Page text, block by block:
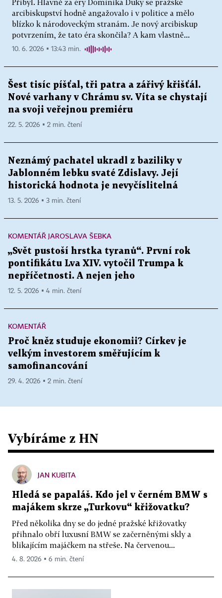
Přibyl. Hlavně za éry Dominika Duky se pražské
arcibiskupství hodně angažovalo i v politice a mělo
blízko k národoveckým stranám. Je nový arcibiskup
potvrzením, že tato éra skončila? A kam vlastně...
10. 6. 2026 ▪ 13:43 min.
Šest tisíc píšťal, tři patra a zářivý křišťál.
Nové varhany v Chrámu sv. Víta se chystají
na svoji veřejnou premiéru
22. 5. 2026 ▪ 2 min. čtení
Neznámý pachatel ukradl z baziliky v
Jablonném lebku svaté Zdislavy. Její
historická hodnota je nevyčíslitelná
13. 5. 2026 ▪ 3 min. čtení
KOMENTÁŘ JAROSLAVA ŠEBKA
„Svět pustoší hrstka tyranů“. První rok
pontifikátu Lva XIV. vytočil Trumpa k
nepříčetnosti. A nejen jeho
12. 5. 2026 ▪ 4 min. čtení
KOMENTÁŘ
Proč kněz studuje ekonomii? Církev je
velkým investorem směřujícím k
samofinancování
29. 4. 2026 ▪ 2 min. čtení
Vybíráme z HN
JAN KUBITA
Hledá se papaláš. Kdo jel v černém BMW s
majákem skrze „Turkovu“ křižovatku?
Před několika dny se do jedné pražské křižovatky
přihnalo obří luxusní BMW se začerněnými skly a
blikajícím majáčkem na střeše. Na červenou...
4. 8. 2026 ▪ 6 min. čtení